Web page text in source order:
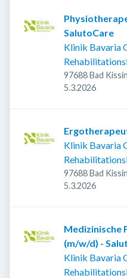
SalutoCare
Klinik Bavaria
97688 Bad
Veröffentlicht
5.3.2026
Klinik Bavaria
97688 Bad
Veröffentlicht
5.3.2026
Medizinische
(m/w/d) -
Klinik Bavaria